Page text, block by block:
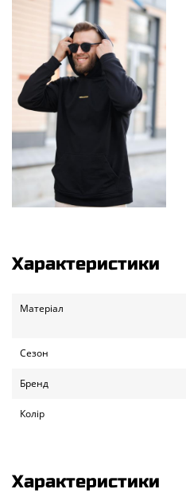
Характеристики
Матеріал
Сезон
Бренд
Колір
Характеристики